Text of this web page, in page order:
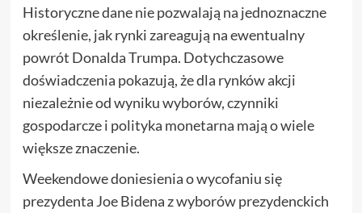
Historyczne dane nie pozwalają na jednoznaczne
określenie, jak rynki zareagują na ewentualny
powrót Donalda Trumpa. Dotychczasowe
doświadczenia pokazują, że dla rynków akcji
niezależnie od wyniku wyborów, czynniki
gospodarcze i polityka monetarna mają o wiele
większe znaczenie.
Weekendowe doniesienia o wycofaniu się
prezydenta Joe Bidena z wyborów prezydenckich